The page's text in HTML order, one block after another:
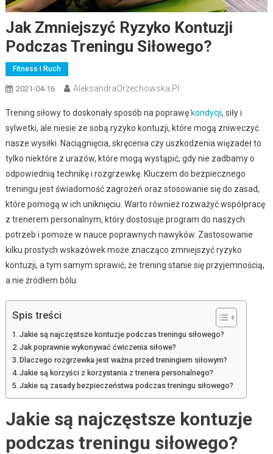
Jak Zmniejszyć Ryzyko Kontuzji
Podczas Treningu Siłowego?
Fitness I Ruch
2021-04-16 AleksandraOrzechowska.pl
Trening siłowy to doskonały sposób na poprawękondycji, siły i
sylwetki, ale niesie ze sobą ryzyko kontuzji, które mogą zniweczyć
nasze wysiłki. Naciągnięcia, skręcenia czy uszkodzenia więzadeł to
tylko niektóre z urazów, które mogą wystąpić, gdy nie zadbamy o
odpowiednią technikę i rozgrzewkę. Kluczem do bezpiecznego
treningu jest świadomość zagrożeń oraz stosowanie się do zasad,
które pomogą w ich uniknięciu. Warto również rozważyć współpracę
z trenerem personalnym, który dostosuje program do naszych
potrzeb i pomoże w nauce poprawnych nawyków. Zastosowanie
kilku prostych wskazówek może znacząco zmniejszyć ryzyko
kontuzji, a tym samym sprawić, że trening stanie się przyjemnością,
a nie źródłem bólu.
Spis treści
Jakie są najczęstsze kontuzje podczas treningu siłowego?
Jak poprawnie wykonywać ćwiczenia siłowe?
Dlaczego rozgrzewka jest ważna przed treningiem siłowym?
Jakie są korzyści z korzystania z trenera personalnego?
Jakie są zasady bezpieczeństwa podczas treningu siłowego?
Jakie są najczęstsze kontuzje
podczas treningu siłowego?